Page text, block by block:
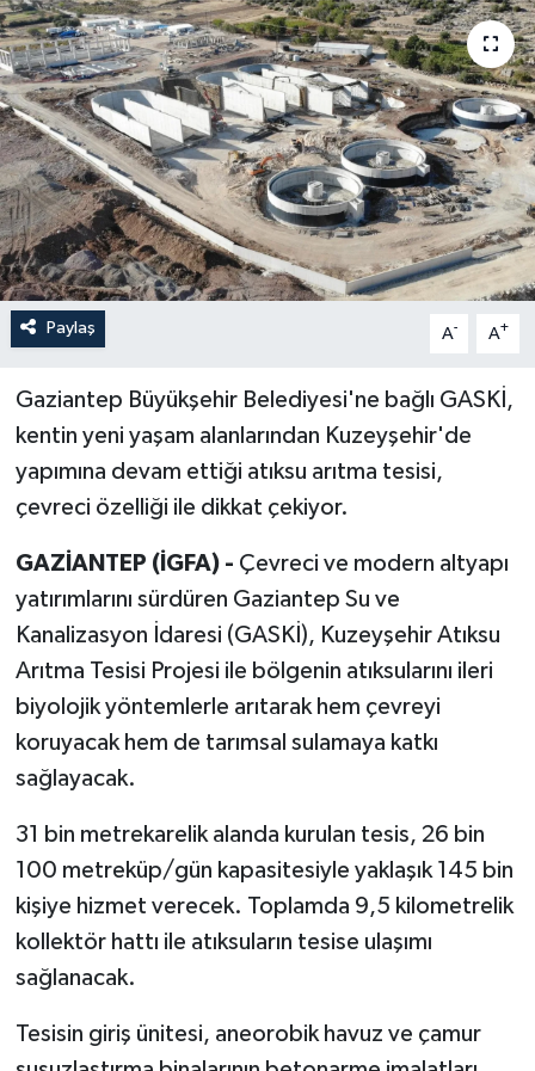
Paylaş A- A+
Gaziantep Büyükşehir Belediyesi'ne bağlı GASKİ,
kentin yeni yaşam alanlarından Kuzeyşehir'de
yapımına devam ettiği atıksu arıtma tesisi,
çevreci özelliği ile dikkat çekiyor.
GAZİANTEP (İGFA) - Çevreci ve modern altyapı
yatırımlarını sürdüren Gaziantep Su ve
Kanalizasyon İdaresi (GASKİ), Kuzeyşehir Atıksu
Arıtma Tesisi Projesi ile bölgenin atıksularını ileri
biyolojik yöntemlerle arıtarak hem çevreyi
koruyacak hem de tarımsal sulamaya katkı
sağlayacak.
31 bin metrekarelik alanda kurulan tesis, 26 bin
100 metreküp/gün kapasitesiyle yaklaşık 145 bin
kişiye hizmet verecek. Toplamda 9,5 kilometrelik
kollektör hattı ile atıksuların tesise ulaşımı
sağlanacak.
Tesisin giriş ünitesi, aneorobik havuz ve çamur